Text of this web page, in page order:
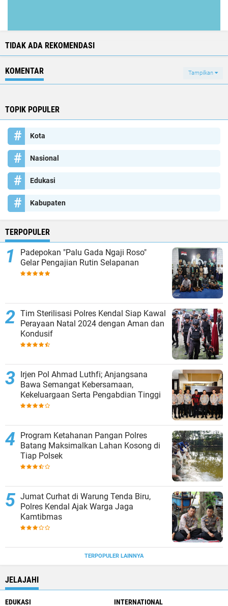
TIDAK ADA REKOMENDASI
KOMENTAR Tampilkan
TOPIK POPULER
Kota
Nasional
Edukasi
Kabupaten
TERPOPULER
Padepokan "Palu Gada Ngaji Roso"
Gelar Pengajian Rutin Selapanan
Tim Sterilisasi Polres Kendal Siap Kawal
Perayaan Natal 2024 dengan Aman dan
Kondusif
Irjen Pol Ahmad Luthfi; Anjangsana
Bawa Semangat Kebersamaan,
Kekeluargaan Serta Pengabdian Tinggi
Program Ketahanan Pangan Polres
Batang Maksimalkan Lahan Kosong di
Tiap Polsek
Jumat Curhat di Warung Tenda Biru,
Polres Kendal Ajak Warga Jaga
Kamtibmas
TERPOPULER LAINNYA
JELAJAHI
EDUKASI INTERNATIONAL